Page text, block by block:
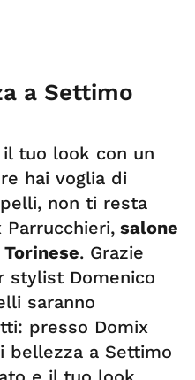
a Settimo
tuo look con un
hai voglia di
non ti resta
salone
. Grazie
stylist Domenico
saranno
presso Domix
bellezza a Settimo